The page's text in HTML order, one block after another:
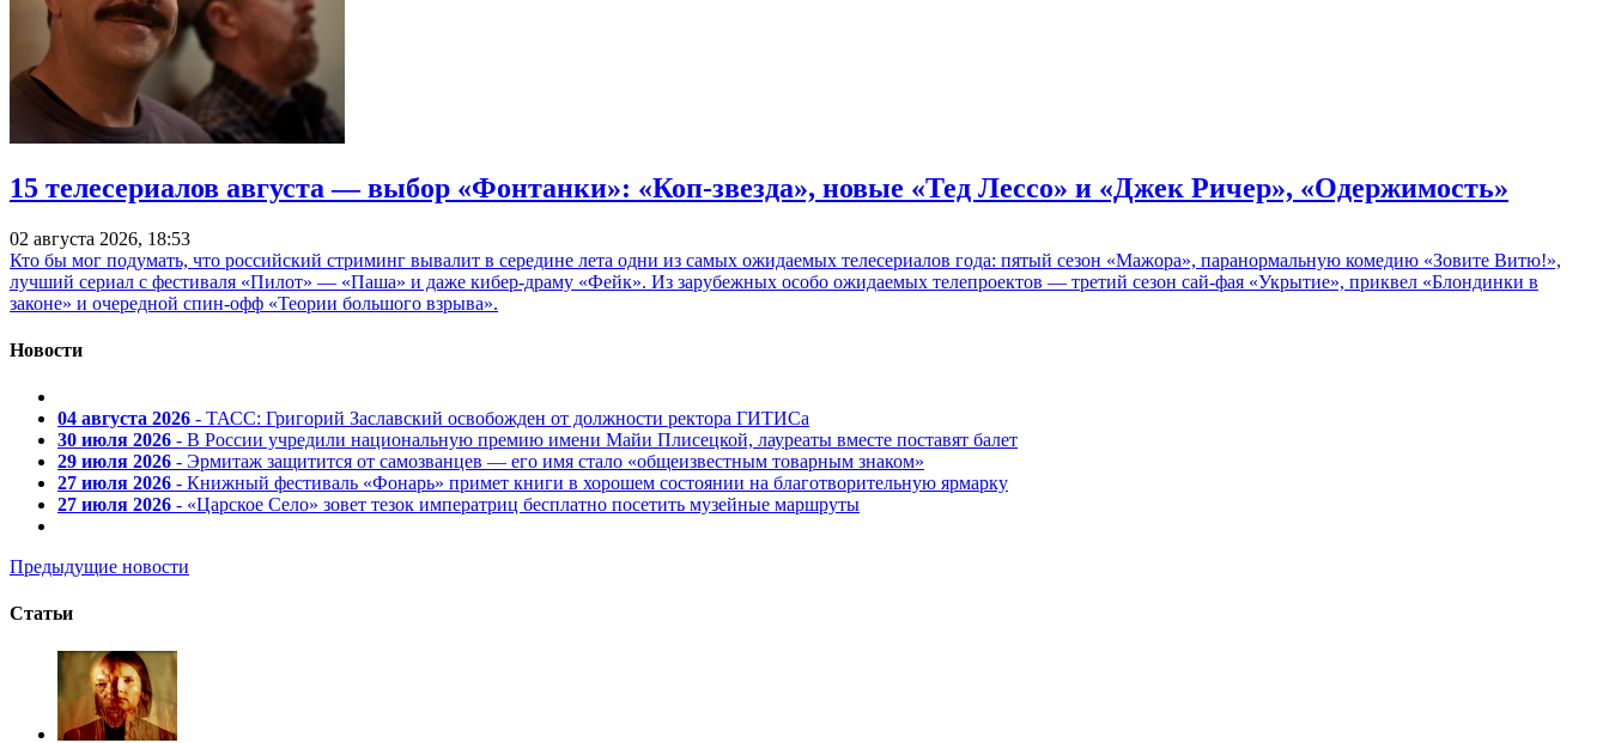
15 телесериалов августа — выбор «Фонтанки»: «Коп-звезда», новые «Тед Лессо» и «Джек Ричер», «Одержимость»
02 августа 2026, 18:53
Кто бы мог подумать, что российский стриминг вывалит в середине лета одни из самых ожидаемых телесериалов года: пятый сезон «Мажора», паранормальную комедию «Зовите Витю!»,
лучший сериал с фестиваля «Пилот» — «Паша» и даже кибер-драму «Фейк». Из зарубежных особо ожидаемых телепроектов — третий сезон сай-фая «Укрытие», приквел «Блондинки в
законе» и очередной спин-офф «Теории большого взрыва».
Новости
04 августа 2026 - ТАСС: Григорий Заславский освобожден от должности ректора ГИТИСа
30 июля 2026 - В России учредили национальную премию имени Майи Плисецкой, лауреаты вместе поставят балет
29 июля 2026 - Эрмитаж защитится от самозванцев — его имя стало «общеизвестным товарным знаком»
27 июля 2026 - Книжный фестиваль «Фонарь» примет книги в хорошем состоянии на благотворительную ярмарку
27 июля 2026 - «Царское Село» зовет тезок императриц бесплатно посетить музейные маршруты
Предыдущие новости
Статьи